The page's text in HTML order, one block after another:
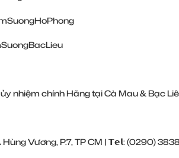
nhiệm chính Hãng tại Cà Mau & Bạc
Vương, P.7, TP CM | 𝗧𝗲𝗹: (0290)